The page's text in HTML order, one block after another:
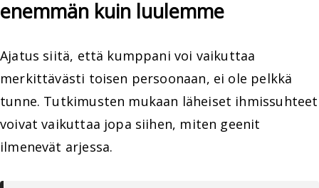
enemmän kuin luulemme
Ajatus siitä, että kumppani voi vaikuttaa
merkittävästi toisen persoonaan, ei ole pelkkä
tunne. Tutkimusten mukaan läheiset ihmissuhteet
voivat vaikuttaa jopa siihen, miten geenit
ilmenevät arjessa.